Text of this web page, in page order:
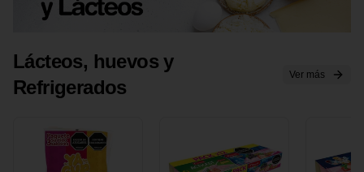
Lácteos, huevos y
Refrigerados
Ver más